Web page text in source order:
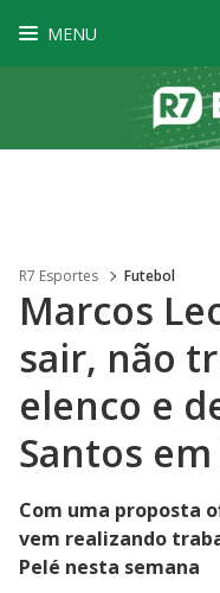
MENU
R7 Esportes Futebol
Marcos
sair, não
elenco e
Santos
Com uma proposta
vem realizando
Pelé nesta semana